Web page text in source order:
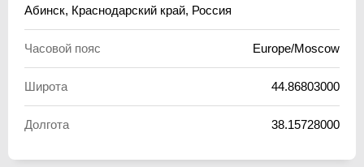
Абинск, Краснодарский край, Россия
Часовой пояс Europe/Moscow
Широта 44.86803000
Долгота 38.15728000